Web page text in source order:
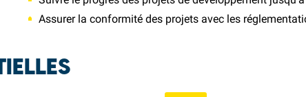
Assurer la conformité des projets avec les